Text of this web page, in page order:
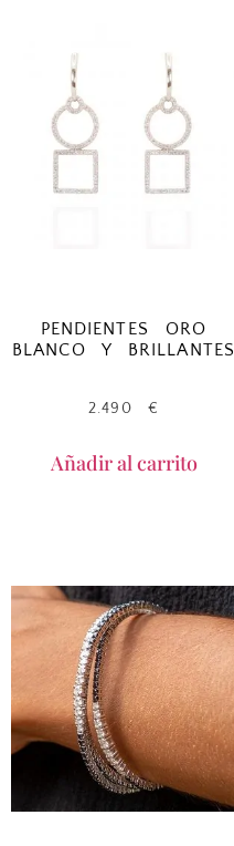
PENDIENTES ORO
BLANCO Y BRILLANTES
2.490 €
Añadir al carrito